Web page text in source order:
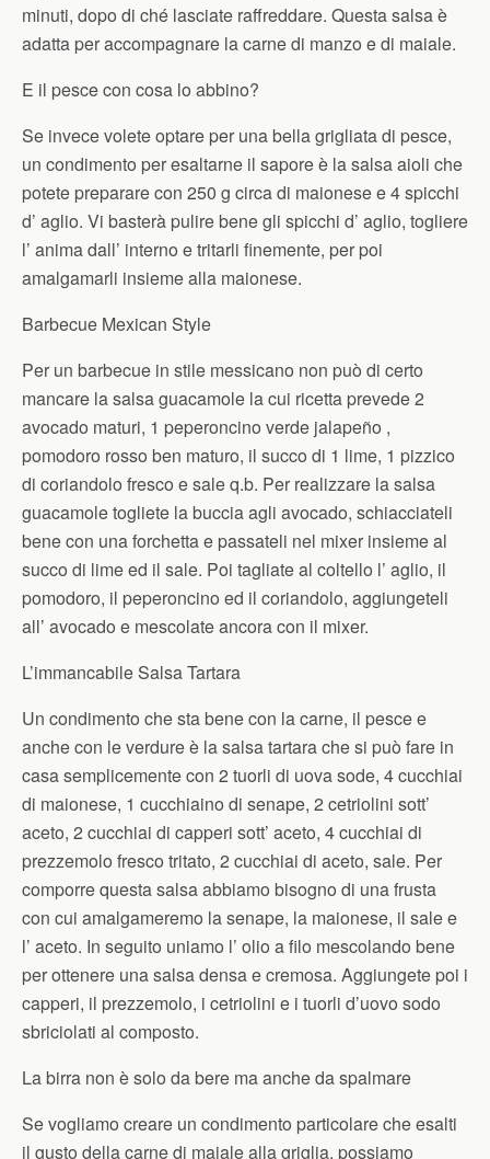
minuti, dopo di ché lasciate raffreddare. Questa salsa è
adatta per accompagnare la carne di manzo e di maiale.
E il pesce con cosa lo abbino?
Se invece volete optare per una bella grigliata di pesce,
un condimento per esaltarne il sapore è la salsa aioli che
potete preparare con 250 g circa di maionese e 4 spicchi
d’ aglio. Vi basterà pulire bene gli spicchi d’ aglio, togliere
l’ anima dall’ interno e tritarli finemente, per poi
amalgamarli insieme alla maionese.
Barbecue Mexican Style
Per un barbecue in stile messicano non può di certo
mancare la salsa guacamole la cui ricetta prevede 2
avocado maturi, 1 peperoncino verde jalapeño ,
pomodoro rosso ben maturo, il succo di 1 lime, 1 pizzico
di coriandolo fresco e sale q.b. Per realizzare la salsa
guacamole togliete la buccia agli avocado, schiacciateli
bene con una forchetta e passateli nel mixer insieme al
succo di lime ed il sale. Poi tagliate al coltello l’ aglio, il
pomodoro, il peperoncino ed il coriandolo, aggiungeteli
all’ avocado e mescolate ancora con il mixer.
L’immancabile Salsa Tartara
Un condimento che sta bene con la carne, il pesce e
anche con le verdure è la salsa tartara che si può fare in
casa semplicemente con 2 tuorli di uova sode, 4 cucchiai
di maionese, 1 cucchiaino di senape, 2 cetriolini sott’
aceto, 2 cucchiai di capperi sott’ aceto, 4 cucchiai di
prezzemolo fresco tritato, 2 cucchiai di aceto, sale. Per
comporre questa salsa abbiamo bisogno di una frusta
con cui amalgameremo la senape, la maionese, il sale e
l’ aceto. In seguito uniamo l’ olio a filo mescolando bene
per ottenere una salsa densa e cremosa. Aggiungete poi i
capperi, il prezzemolo, i cetriolini e i tuorli d’uovo sodo
sbriciolati al composto.
La birra non è solo da bere ma anche da spalmare
Se vogliamo creare un condimento particolare che esalti
il gusto della carne di maiale alla griglia, possiamo